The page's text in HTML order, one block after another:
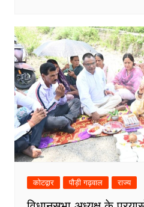
कोटद्वार पौड़ी गढ़वाल राज्य